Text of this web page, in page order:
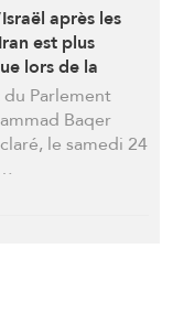
après les
est plus
lors de la
jours (Qalibaf)
Parlement
Baqer
le samedi 24